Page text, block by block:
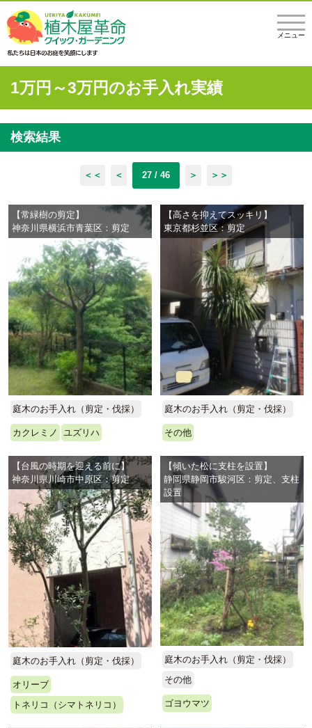
メニュー
1万円～3万円のお手入れ実績
検索結果
＜＜ ＜ 27 / 46 ＞ ＞＞
【常緑樹の剪定】
神奈川県横浜市青葉区：剪定
庭木のお手入れ（剪定・伐採）
カクレミノ ユズリハ
【高さを抑えてスッキリ】
東京都杉並区：剪定
庭木のお手入れ（剪定・伐採）
その他
【台風の時期を迎える前に】
神奈川県川崎市中原区：剪定
庭木のお手入れ（剪定・伐採）
オリーブ
トネリコ（シマトネリコ）
【傾いた松に支柱を設置】
静岡県静岡市駿河区：剪定、支柱
設置
庭木のお手入れ（剪定・伐採）
その他
ゴヨウマツ